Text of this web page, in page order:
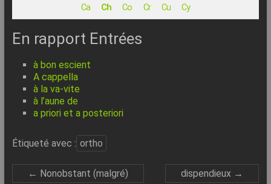
Ca Ch Co Cr Cu Cy
En rapport Entrées
à bon escient
A cappella
à la va-vite
à l’aune de
a priori et a posteriori
Étiqueté avec : ortho
← Nonobstant (malgré) dispendieux →